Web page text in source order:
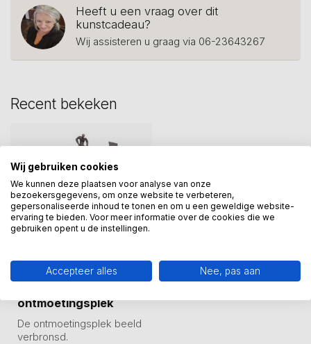
Heeft u een vraag over dit
kunstcadeau?
Wij assisteren u graag via 06-23643267
Recent bekeken
GER VAN TANKEREN
ontmoetingsplek
De ontmoetingsplek beeld
verbronsd.
Wij gebruiken cookies
We kunnen deze plaatsen voor analyse van onze
bezoekersgegevens, om onze website te verbeteren,
gepersonaliseerde inhoud te tonen en om u een geweldige website-
ervaring te bieden. Voor meer informatie over de cookies die we
gebruiken opent u de instellingen.
Accepteer alles Nee, pas aan